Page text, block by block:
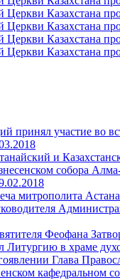
принял участие во
и
собора
митрополита
Феофана
Литургию в храме
Глава
кафедральном